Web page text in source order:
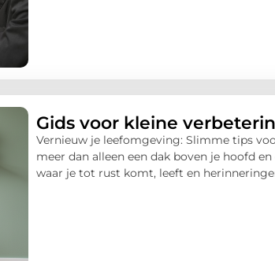
Gids voor kleine
Vernieuw je leefomgeving: Slimme tips
meer dan alleen een dak boven je hoofd
waar je tot rust komt, leeft en